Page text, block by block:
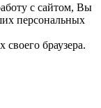
с сайтом, Вы
персональных
браузера.